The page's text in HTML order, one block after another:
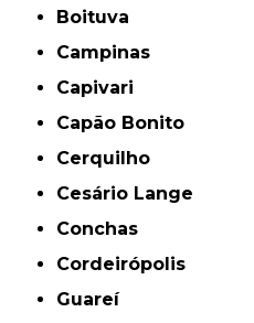
Boituva
Campinas
Capivari
Capão Bonito
Cerquilho
Cesário Lange
Conchas
Cordeirópolis
Guareí